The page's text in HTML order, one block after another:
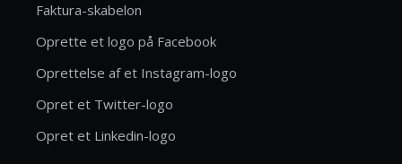
Faktura-skabelon
Oprette et logo på Facebook
Oprettelse af et Instagram-logo
Opret et Twitter-logo
Opret et Linkedin-logo